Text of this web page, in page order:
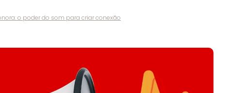
o poder do som para criar conexão